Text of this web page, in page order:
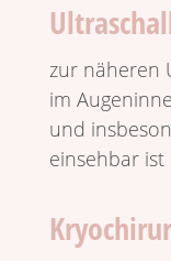
zur näheren
im
und
einsehbar ist